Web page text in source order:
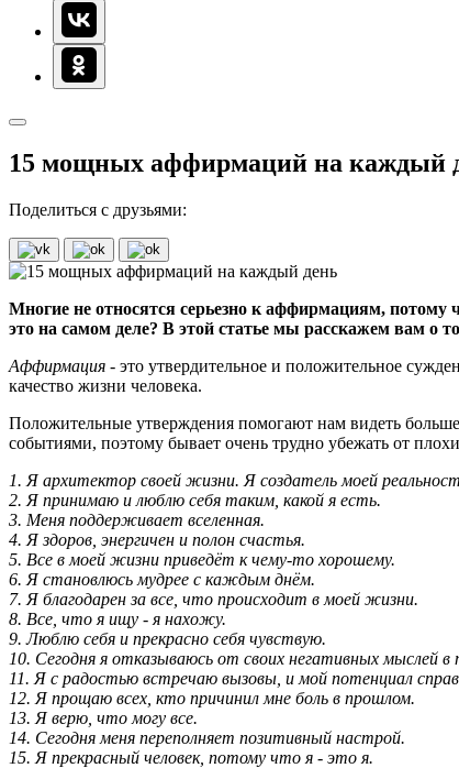
15 мощных аффирмаций на каждый
Поделиться с друзьями:
Многие не относятся серьезно к аффирмациям,
это на самом деле? В этой статье мы расскажем вам
Аффирмация - это утвердительное и положительное
качество жизни человека.
Положительные утверждения помогают нам видеть
событиями, поэтому бывает очень трудно убежать от
1. Я архитектор своей жизни. Я создатель моей
2. Я принимаю и люблю себя таким, какой я есть.
3. Меня поддерживает вселенная.
4. Я здоров, энергичен и полон счастья.
5. Все в моей жизни приведёт к чему-то хорошему.
6. Я становлюсь мудрее с каждым днём.
7. Я благодарен за все, что происходит в моей жизни.
8. Все, что я ищу - я нахожу.
9. Люблю себя и прекрасно себя чувствую.
10. Сегодня я отказываюсь от своих негативных мыслей в
11. Я с радостью встречаю вызовы, и мой потенциал
12. Я прощаю всех, кто причинил мне боль в прошлом.
13. Я верю, что могу все.
14. Сегодня меня переполняет позитивный настрой.
15. Я прекрасный человек, потому что я - это я.